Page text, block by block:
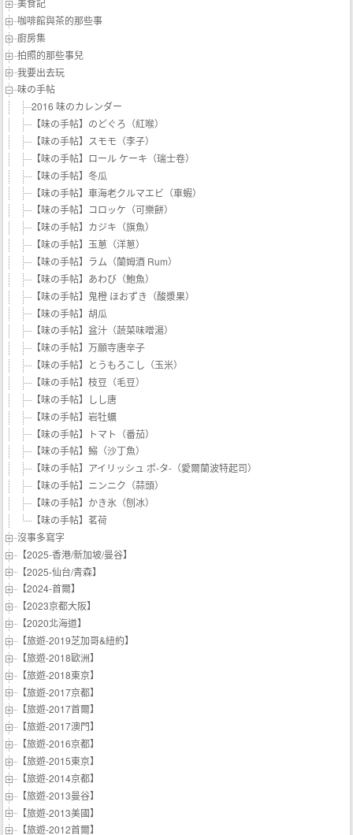
美食記
咖啡館與茶的那些事
廚房集
拍照的那些事兒
我要出去玩
味の手帖‬
2016 味のカレンダー
【味の手帖】のどぐろ（紅喉）
【味の手帖】スモモ（李子）
【味の手帖】ロール ケーキ（瑞士卷）
【味の手帖】冬瓜
【味の手帖】車海老クルマエビ（車蝦）
【味の手帖】コロッケ（可樂餅）
【味の手帖】カジキ（旗魚）
【味の手帖】玉蔥（洋蔥）
【味の手帖】ラム（蘭姆酒 Rum）
【味の手帖】あわび（鮑魚）
【味の手帖】鬼橙 ほおずき（酸漿果）
【味の手帖】胡瓜
【味の手帖】盆汁（蔬菜味噌湯）
【味の手帖】万願寺唐辛子
【味の手帖】とうもろこし（玉米）
【味の手帖】枝豆（毛豆）
【味の手帖】しし唐
【味の手帖】岩牡蠣
【味の手帖】トマト（番茄）
【味の手帖】鰯（沙丁魚）
【味の手帖】アイリッシュ ポ-タ-（愛爾蘭波特起司）
【味の手帖】ニンニク（蒜頭）
【味の手帖】かき氷（刨冰）
【味の手帖】茗荷
沒事多寫字
【2025-香港/新加坡/曼谷】
【2025-仙台/青森】
【2024-首爾】
【2023京都大阪】
【2020北海道】
【旅遊-2019芝加哥&紐約】
【旅遊-2018歐洲】
【旅遊-2018東京】
【旅遊-2017京都】
【旅遊-2017首爾】
【旅遊-2017澳門】
【旅遊-2016京都】
【旅遊-2015東京】
【旅遊-2014京都】
【旅遊-2013曼谷】
【旅遊-2013美國】
【旅遊-2012首爾】